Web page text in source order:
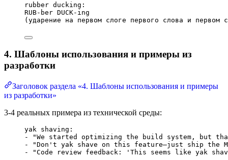
rubber ducking:
RUB-ber DUCK-ing
(ударение на первом слоге первого слова и первом
4. Шаблоны использования и примеры из
разработки
Заголовок раздела «4. Шаблоны использования и примеры
из разработки»
3-4 реальных примера из технической среды:
yak shaving:
- "We started optimizing the build system, but
- "Don't yak shave on this feature—just ship the
- "Code review feedback: 'This seems like yak